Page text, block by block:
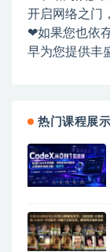
开启网络之门
❤如果您也依
早为您提供丰
热门课程展示